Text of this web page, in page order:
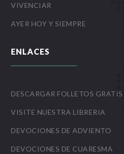
VIVENCIAR
AYER HOY Y SIEMPRE
ENLACES
DESCARGAR FOLLETOS GRATIS
VISITE NUESTRA LIBRERIA
DEVOCIONES DE ADVIENTO
DEVOCIONES DE CUARESMA